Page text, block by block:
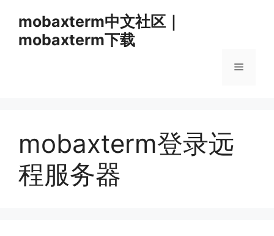
mobaxterm中文社区｜
mobaxterm下载
菜
mobaxterm登录远
程服务器